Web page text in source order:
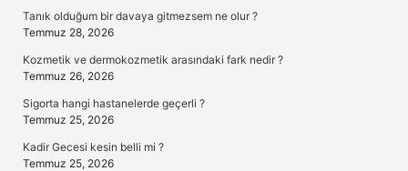
Tanık olduğum bir davaya gitmezsem ne olur ?
Temmuz 28, 2026
Kozmetik ve dermokozmetik arasındaki fark nedir ?
Temmuz 26, 2026
Sigorta hangi hastanelerde geçerli ?
Temmuz 25, 2026
Kadir Gecesi kesin belli mi ?
Temmuz 25, 2026